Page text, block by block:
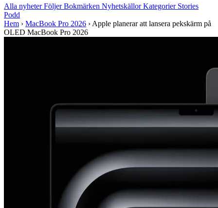
Alla nyheterFöljerBokmärken NyhetskällorKategorier Stories
Podd
Hem › MacBook Pro 2026 › Apple planerar att lansera pekskärm på
OLED MacBook Pro 2026